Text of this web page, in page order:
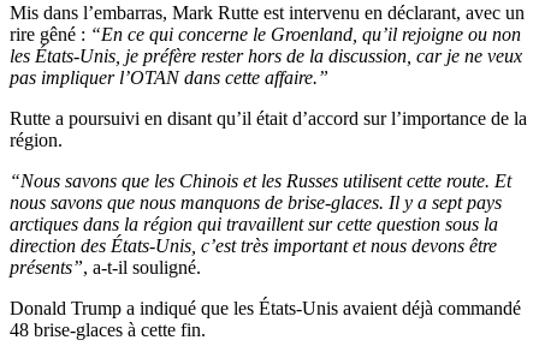
Mis dans l’embarras, Mark Rutte est intervenu en déclarant, avec un
rire gêné : “En ce qui concerne le Groenland, qu’il rejoigne ou non
les États-Unis, je préfère rester hors de la discussion, car je ne veux
pas impliquer l’OTAN dans cette affaire.”
Rutte a poursuivi en disant qu’il était d’accord sur l’importance de la
région.
“Nous savons que les Chinois et les Russes utilisent cette route. Et
nous savons que nous manquons de brise-glaces. Il y a sept pays
arctiques dans la région qui travaillent sur cette question sous la
direction des États-Unis, c’est très important et nous devons être
présents”, a-t-il souligné.
Donald Trump a indiqué que les États-Unis avaient déjà commandé
48 brise-glaces à cette fin.